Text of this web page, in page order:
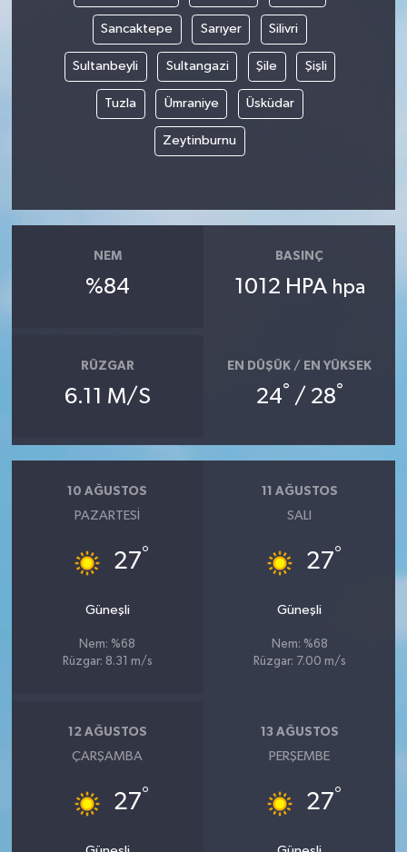
Sancaktepe Sarıyer Silivri
Sultanbeyli Sultangazi Şile Şişli
Tuzla Ümraniye Üsküdar
Zeytinburnu
NEM
%84
BASINÇ
1012 HPA hpa
RÜZGAR
6.11 M/S
EN DÜŞÜK / EN YÜKSEK
24° / 28°
10 AĞUSTOS
PAZARTESI
27°
Güneşli
Nem: %68
Rüzgar: 8.31 m/s
11 AĞUSTOS
SALI
27°
Güneşli
Nem: %68
Rüzgar: 7.00 m/s
12 AĞUSTOS
ÇARŞAMBA
27°
13 AĞUSTOS
PERŞEMBE
27°